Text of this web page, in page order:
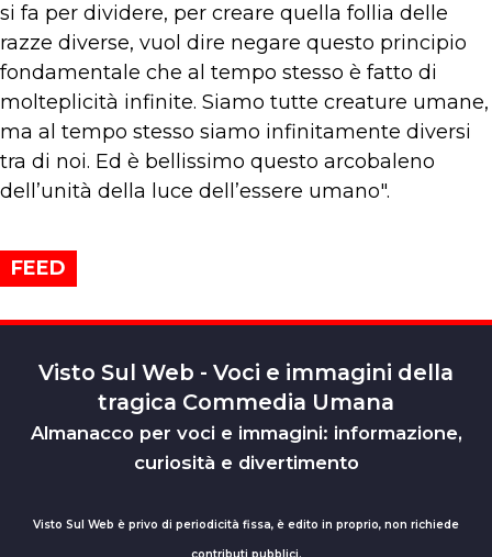
si fa per dividere, per creare quella follia delle
razze diverse, vuol dire negare questo principio
fondamentale che al tempo stesso è fatto di
molteplicità infinite. Siamo tutte creature umane,
ma al tempo stesso siamo infinitamente diversi
tra di noi. Ed è bellissimo questo arcobaleno
dell’unità della luce dell’essere umano".
FEED
Visto Sul Web - Voci e immagini della
tragica Commedia Umana
Almanacco per voci e immagini: informazione,
curiosità e divertimento
Visto Sul Web è privo di periodicità fissa, è edito in proprio, non richiede